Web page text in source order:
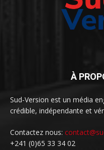
À
Sud-Version est un média
crédible, indépendante et
Contactez nous:
+241 (0)65 33 34 02